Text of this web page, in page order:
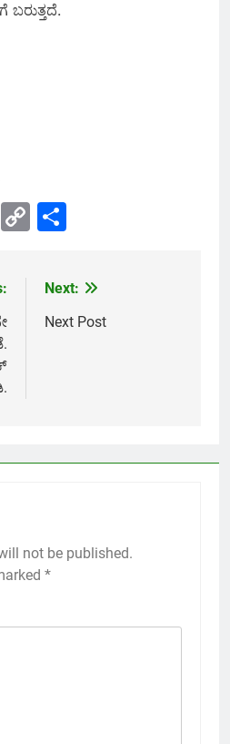
Message
Copy
Next:
Next Post
not be published.
*